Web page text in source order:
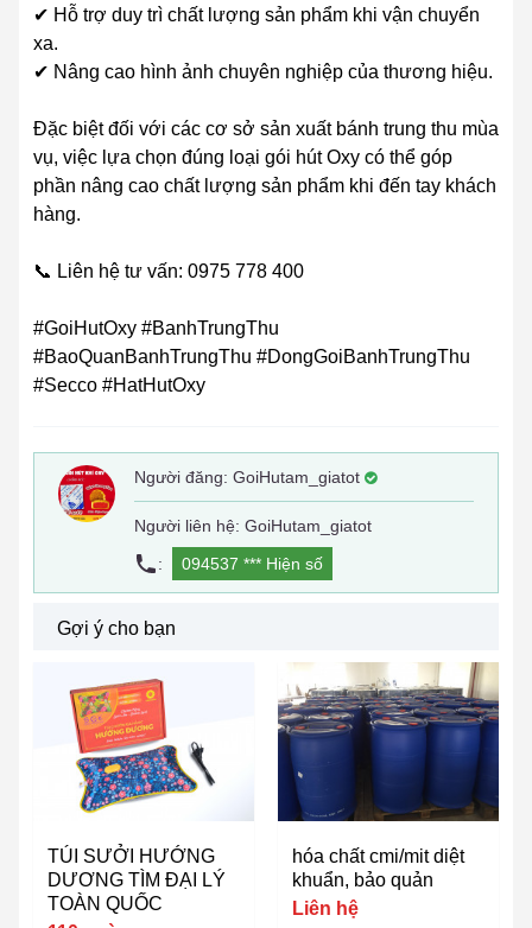
✔ Hỗ trợ duy trì chất lượng sản phẩm khi vận chuyển
xa.
✔ Nâng cao hình ảnh chuyên nghiệp của thương hiệu.
Đặc biệt đối với các cơ sở sản xuất bánh trung thu mùa
vụ, việc lựa chọn đúng loại gói hút Oxy có thể góp
phần nâng cao chất lượng sản phẩm khi đến tay khách
hàng.
📞 Liên hệ tư vấn: 0975 778 400
#GoiHutOxy #BanhTrungThu
#BaoQuanBanhTrungThu #DongGoiBanhTrungThu
#Secco #HatHutOxy
Người đăng: GoiHutam_giatot
Người liên hệ: GoiHutam_giatot
:
094537 *** Hiện số
Gợi ý cho bạn
TÚI SƯỞI HƯỚNG
DƯƠNG TÌM ĐẠI LÝ
TOÀN QUỐC
hóa chất cmi/mit diệt
khuẩn, bảo quản
Liên hệ